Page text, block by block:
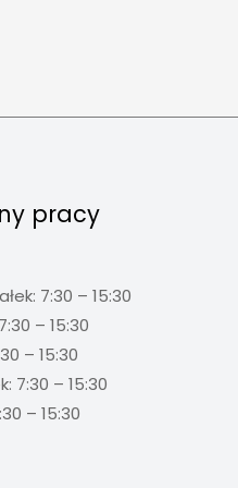
pracy
7:30 – 15:30
– 15:30
– 15:30
7:30 – 15:30
– 15:30